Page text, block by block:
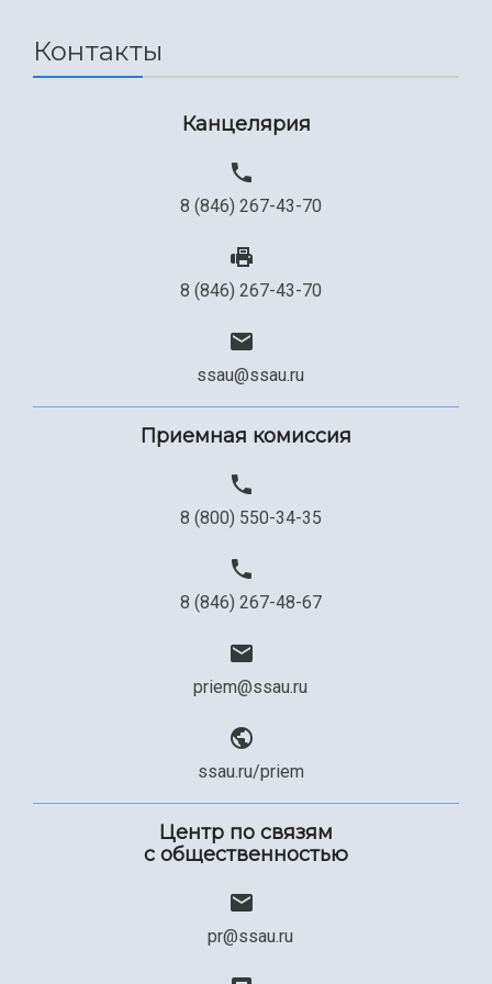
Сведения об образовательной организации
Контакты
Канцелярия
8 (846) 267-43-70
8 (846) 267-43-70
ssau@ssau.ru
Приемная комиссия
8 (800) 550-34-35
8 (846) 267-48-67
priem@ssau.ru
ssau.ru/priem
Центр по связям
с общественностью
pr@ssau.ru